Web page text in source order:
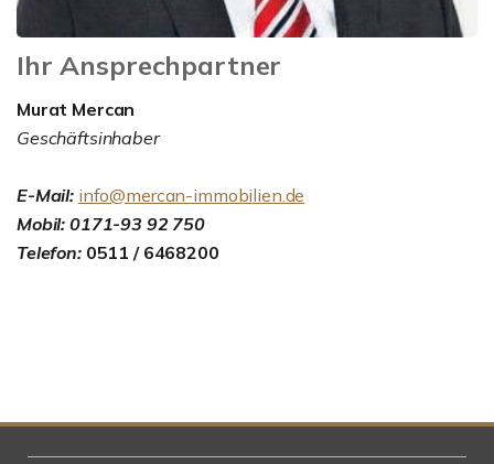
Ihr Ansprechpartner
Murat Mercan
Geschäftsinhaber
E-Mail: info@mercan-immobilien.de
Mobil: 0171-93 92 750
Telefon:0511 / 6468200